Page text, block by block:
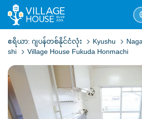
ဧရိယာ:ဂျပန်တစ်နိုင်ငံလုံး Kyushu
shi Village House Fukuda Honmachi